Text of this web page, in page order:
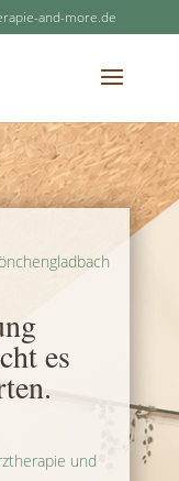
and-more.de
es
und